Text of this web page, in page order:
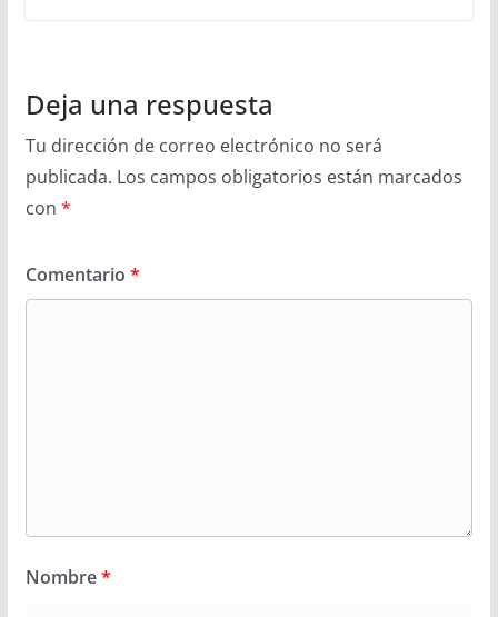
Deja una respuesta
Tu dirección de correo electrónico no será
publicada. Los campos obligatorios están marcados
con *
Comentario *
Nombre*